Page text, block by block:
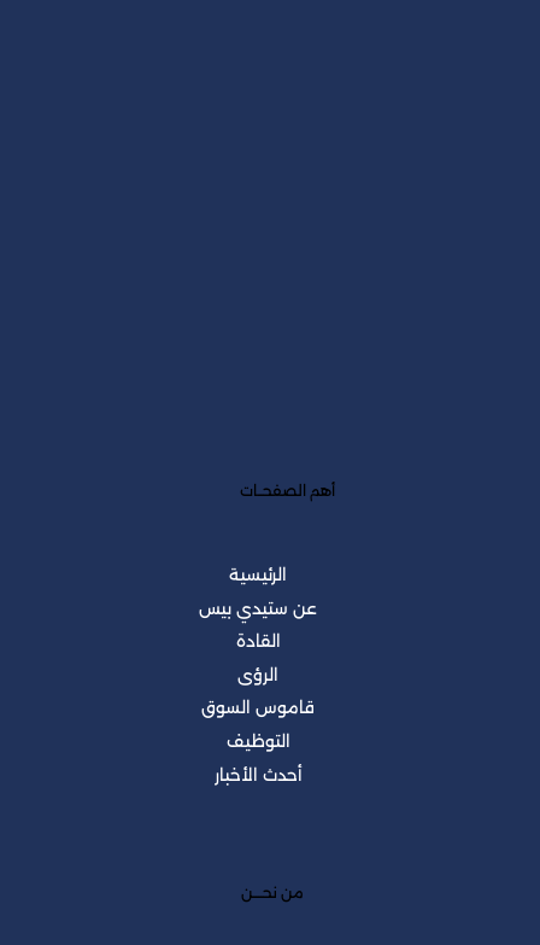
من نحــــن
أهم الصفحــات
الرئيسية
عن ستيدي بيس
القادة
الرؤى
قاموس السوق
التوظيف
أحدث الأخبار